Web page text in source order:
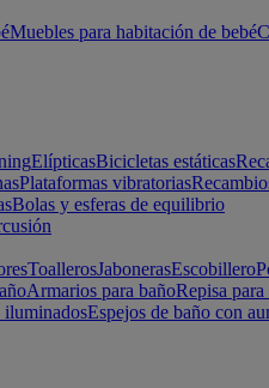
Muebles para habitación de bebé
ElípticasBicicletas estáticas
Plataformas vibratorias
Bolas y esferas de equilibrio
ToallerosJabonerasEscobillero
Armarios para bañoRepisa para
iluminadosEspejos de baño con